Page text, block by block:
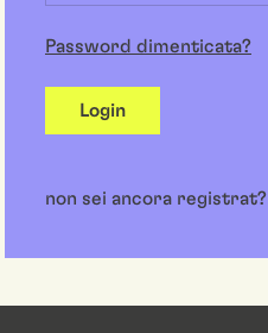
Password dimenticata?
Login
non sei ancora registrat?